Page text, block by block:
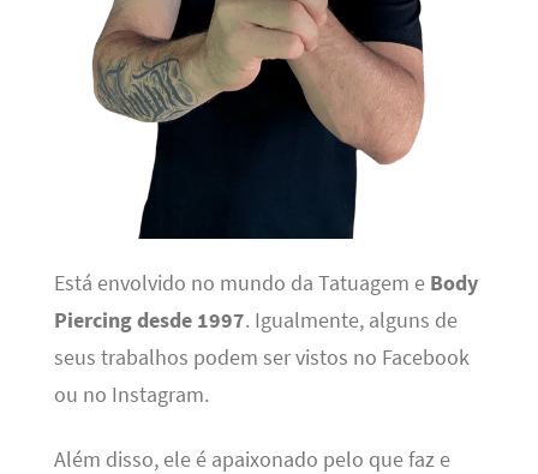
Está envolvido no mundo da Tatuagem e Body
Piercing desde 1997. Igualmente, alguns de
seus trabalhos podem ser vistos no Facebook
ou no Instagram.
Além disso, ele é apaixonado pelo que faz e